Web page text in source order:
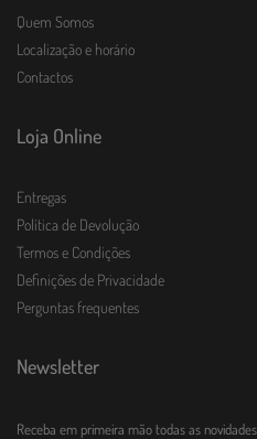
Quem Somos
Localização e horário
Contactos
Loja Online
Entregas
Política de Devolução
Termos e Condições
Definições de Privacidade
Perguntas frequentes
Newsletter
Receba em primeira mão todas as